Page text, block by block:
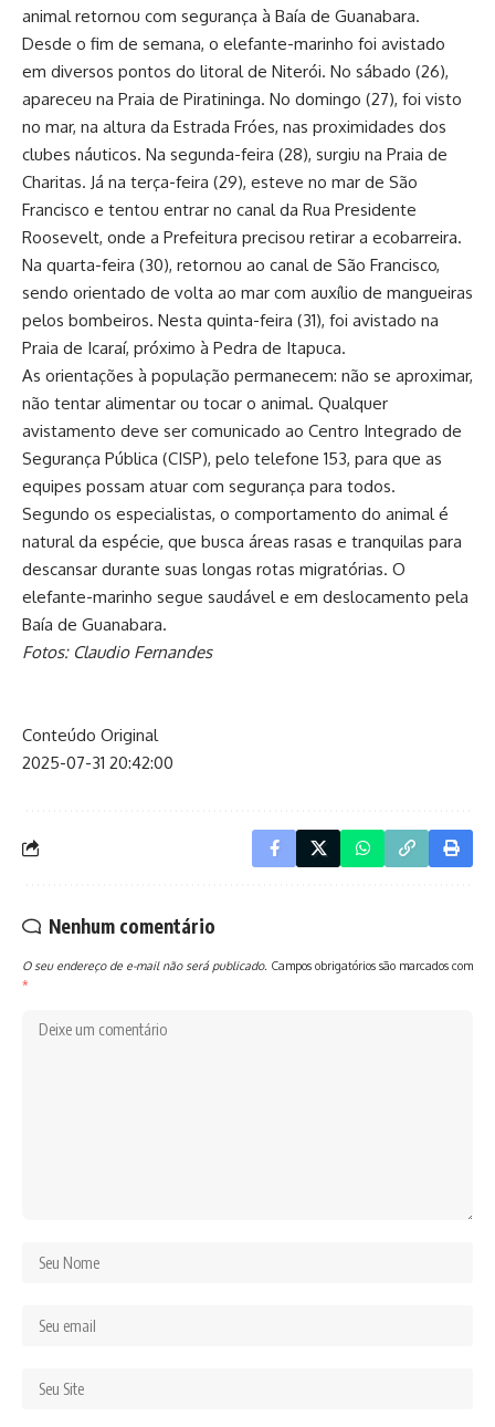
animal retornou com segurança à Baía de Guanabara.
Desde o fim de semana, o elefante-marinho foi avistado
em diversos pontos do litoral de Niterói. No sábado (26),
apareceu na Praia de Piratininga. No domingo (27), foi visto
no mar, na altura da Estrada Fróes, nas proximidades dos
clubes náuticos. Na segunda-feira (28), surgiu na Praia de
Charitas. Já na terça-feira (29), esteve no mar de São
Francisco e tentou entrar no canal da Rua Presidente
Roosevelt, onde a Prefeitura precisou retirar a ecobarreira.
Na quarta-feira (30), retornou ao canal de São Francisco,
sendo orientado de volta ao mar com auxílio de mangueiras
pelos bombeiros. Nesta quinta-feira (31), foi avistado na
Praia de Icaraí, próximo à Pedra de Itapuca.
As orientações à população permanecem: não se aproximar,
não tentar alimentar ou tocar o animal. Qualquer
avistamento deve ser comunicado ao Centro Integrado de
Segurança Pública (CISP), pelo telefone 153, para que as
equipes possam atuar com segurança para todos.
Segundo os especialistas, o comportamento do animal é
natural da espécie, que busca áreas rasas e tranquilas para
descansar durante suas longas rotas migratórias. O
elefante-marinho segue saudável e em deslocamento pela
Baía de Guanabara.
Fotos: Claudio Fernandes
Conteúdo Original
2025-07-31 20:42:00
Nenhum comentário
O seu endereço de e-mail não será publicado. Campos obrigatórios são marcados com
*